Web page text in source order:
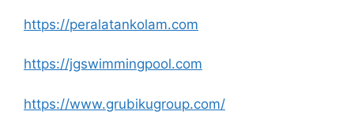
https://peralatankolam.com
https://jgswimmingpool.com
https://www.grubikugroup.com/